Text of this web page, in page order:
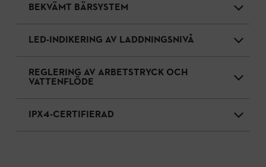
BEKVÄMT BÄRSYSTEM
LED-INDIKERING AV LADDNINGSNIVÅ
REGLERING AV ARBETSTRYCK OCH
VATTENFLÖDE
IPX4-CERTIFIERAD